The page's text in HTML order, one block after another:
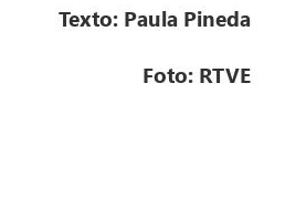
Texto: Paula Pineda
Foto: RTVE